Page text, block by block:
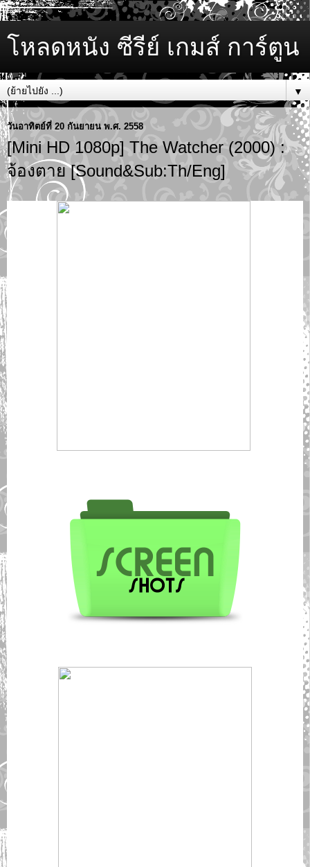
โหลดหนัง ซีรีย์ เกมส์ การ์ตูน
▼
วันอาทิตย์ที่ 20 กันยายน พ.ศ. 2558
[Mini HD 1080p] The Watcher (2000) :
จ้องตาย [Sound&Sub:Th/Eng]